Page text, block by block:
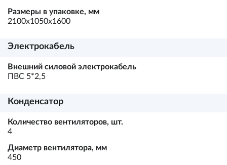
Размеры в упаковке, мм
2100х1050х1600
Электрокабель
Внешний силовой электрокабель
ПВС 5*2,5
Конденсатор
Количество вентиляторов, шт.
4
Диаметр вентилятора, мм
450